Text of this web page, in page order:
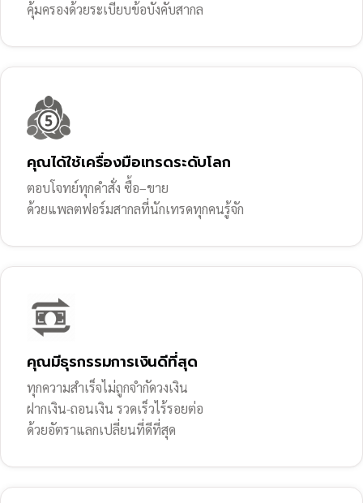
คุ้มครองด้วยระเบียบข้อบังคับสากล
คุณได้ใช้เครื่องมือเทรดระดับโลก
ตอบโจทย์ทุกคำสั่ง ซื้อ–ขาย
ด้วยแพลตฟอร์มสากลที่นักเทรดทุกคนรู้จัก
คุณมีธุรกรรมการเงินดีที่สุด
ทุกความสำเร็จไม่ถูกจำกัดวงเงิน
ฝากเงิน-ถอนเงิน รวดเร็วไร้รอยต่อ
ด้วยอัตราแลกเปลี่ยนที่ดีที่สุด